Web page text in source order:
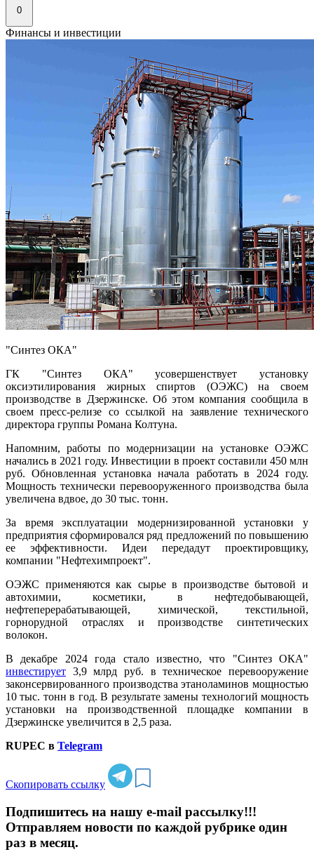
0
"Синтез ОКА"
ГК "Синтез ОКА" усовершенствует установку
оксиэтилирования жирных спиртов (ОЭЖС) на своем
производстве в Дзержинске. Об этом компания сообщила в
своем пресс-релизе со ссылкой на заявление технического
директора группы Романа Колтуна.
Напомним, работы по модернизации на установке ОЭЖС
начались в 2021 году. Инвестиции в проект составили 450 млн
руб. Обновленная установка начала работать в 2024 году.
Мощность технически перевооруженного производства была
увеличена вдвое, до 30 тыс. тонн.
За время эксплуатации модернизированной установки у
предприятия сформировался ряд предложений по повышению
ее эффективности. Идеи передадут проектировщику,
компании "Нефтехимпроект".
ОЭЖС применяются как сырье в производстве бытовой и
автохимии, косметики, в нефтедобывающей,
нефтеперерабатывающей, химической, текстильной,
горнорудной отраслях и производстве синтетических
волокон.
В декабре 2024 года стало известно, что "Синтез ОКА"
инвестирует 3,9 млрд руб. в техническое перевооружение
законсервированного производства этаноламинов мощностью
10 тыс. тонн в год. В результате замены технологий мощность
установки на производственной площадке компании в
Дзержинске увеличится в 2,5 раза.
RUPEC в Telegram
Скопировать ссылку
Подпишитесь на нашу e-mail рассылку!!!
Отправляем новости по каждой рубрике один
раз в месяц.